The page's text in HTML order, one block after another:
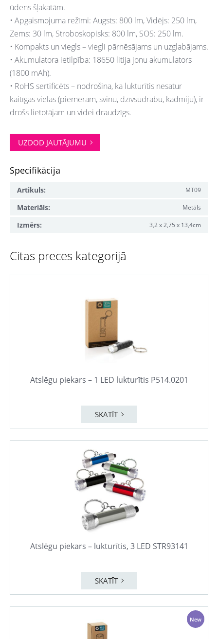
ūdens šļakatām.
• Apgaismojuma režīmi: Augsts: 800 lm, Vidējs: 250 lm,
Zems: 30 lm, Stroboskopisks: 800 lm, SOS: 250 lm.
• Kompakts un viegls – viegli pārnēsājams un uzglabājams.
• Akumulatora ietilpība: 18650 litija jonu akumulators
(1800 mAh).
• RoHS sertificēts – nodrošina, ka lukturītis nesatur
kaitīgas vielas (piemēram, svinu, dzīvsudrabu, kadmiju), ir
drošs lietotājam un videi draudzīgs.
UZDOD JAUTĀJUMU
Specifikācija
Artikuls: MT09
Materiāls: Metāls
Izmērs: 3,2 x 2,75 x 13,4cm
Citas preces kategorijā
Atslēgu piekars – 1 LED lukturītis P514.0201
SKATĪT
Atslēgu piekars – lukturītis, 3 LED STR93141
SKATĪT
New